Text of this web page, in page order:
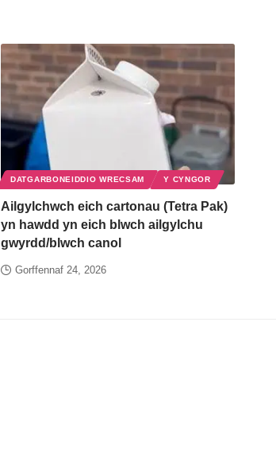
DATGARBONEIDDIO WRECSAM Y CYNGOR
Ailgylchwch eich cartonau (Tetra Pak)
yn hawdd yn eich blwch ailgylchu
gwyrdd/blwch canol
Gorffennaf 24, 2026